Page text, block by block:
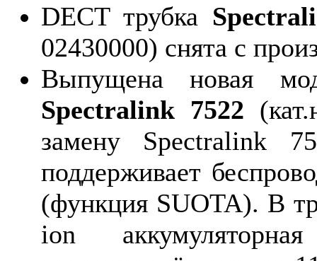
DECT трубка
02430000) снята с
Выпущена новая
Spectralink 7522
замену Spectralink
поддерживает
(функция SUOTA). В
ion